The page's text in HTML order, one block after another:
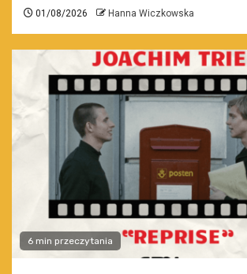
01/08/2026 Hanna Wiczkowska
6 min przeczytania